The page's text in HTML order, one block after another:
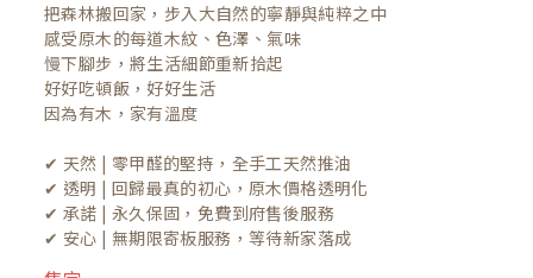
把森林搬回家，步入大自然的寧靜與純粹之中
感受原木的每道木紋、色澤、氣味
慢下腳步，將生活細節重新拾起
好好吃頓飯，好好生活
因為有木，家有溫度
✔ 天然 | 零甲醛的堅持，全手工天然推油
✔ 透明 | 回歸最真的初心，原木價格透明化
✔ 承諾 | 永久保固，免費到府售後服務
✔ 安心 | 無期限寄板服務，等待新家落成